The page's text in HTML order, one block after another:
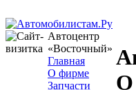
Автоцентр
«Восточный»
Главная
О фирме
Запчасти
О